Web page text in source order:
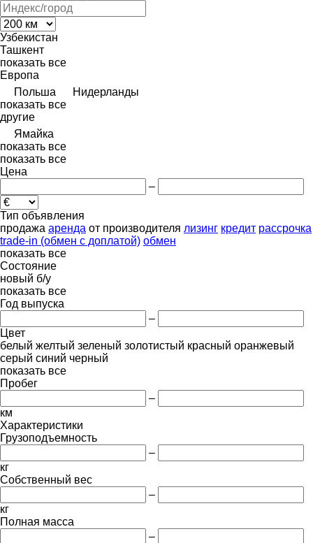
Узбекистан
Ташкент
показать все
Европа
Польша
Нидерланды
показать все
другие
Ямайка
показать все
показать все
Цена
–
Тип объявления
продажа аренда от производителя лизинг кредит рассрочка
trade-in (обмен с доплатой) обмен
показать все
Состояние
новый б/у
показать все
Год выпуска
–
Цвет
белый желтый зеленый золотистый красный оранжевый
серый синий черный
показать все
Пробег
–
км
Характеристики
Грузоподъемность
–
кг
Собственный вес
–
кг
Полная масса
–